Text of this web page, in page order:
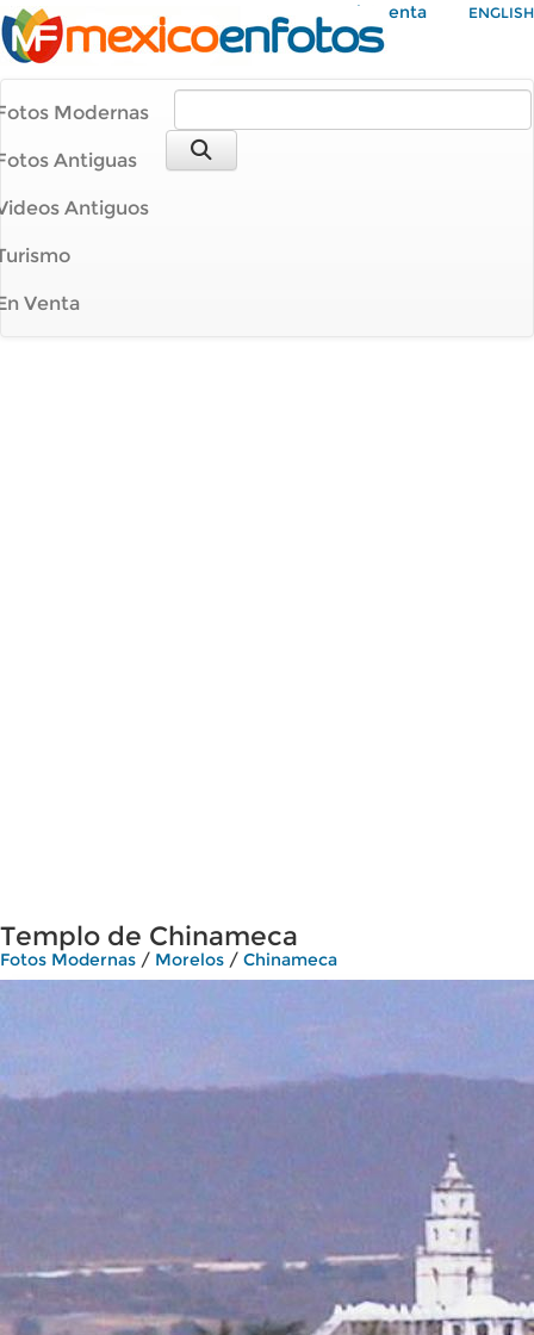
Mi Cuenta ENGLISH
Modernas
Antiguas
Antiguos
Venta
Templo de Chinameca
Fotos Modernas / Morelos / Chinameca